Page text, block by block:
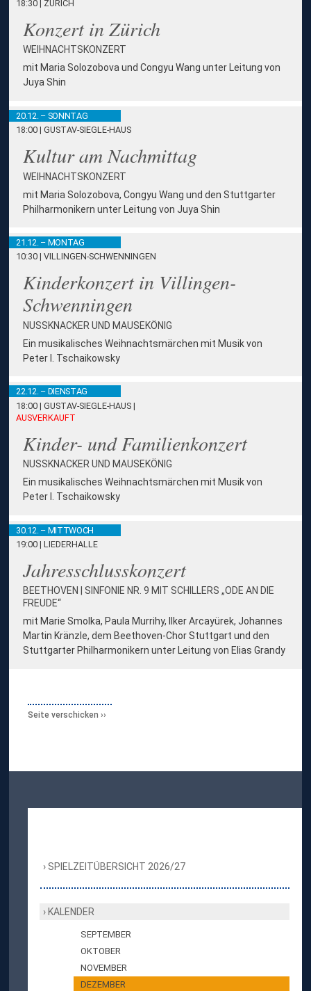
18:30 | ZÜRICH
Konzert in Zürich
WEIHNACHTSKONZERT
mit Maria Solozobova und Congyu Wang unter Leitung von
Juya Shin
20.12. – SONNTAG
18:00 | GUSTAV-SIEGLE-HAUS
Kultur am Nachmittag
WEIHNACHTSKONZERT
mit Maria Solozobova, Congyu Wang und den Stuttgarter
Philharmonikern unter Leitung von Juya Shin
21.12. – MONTAG
10:30 | VILLINGEN-SCHWENNINGEN
Kinderkonzert in Villingen-
Schwenningen
NUSSKNACKER UND MAUSEKÖNIG
Ein musikalisches Weihnachtsmärchen mit Musik von
Peter I. Tschaikowsky
22.12. – DIENSTAG
18:00 | GUSTAV-SIEGLE-HAUS|
AUSVERKAUFT
Kinder- und Familienkonzert
NUSSKNACKER UND MAUSEKÖNIG
Ein musikalisches Weihnachtsmärchen mit Musik von
Peter I. Tschaikowsky
30.12. – MITTWOCH
19:00 | LIEDERHALLE
Jahresschlusskonzert
BEETHOVEN | SINFONIE NR. 9 MIT SCHILLERS „ODE AN DIE
FREUDE“
mit Marie Smolka, Paula Murrihy, Ilker Arcayürek, Johannes
Martin Kränzle, dem Beethoven-Chor Stuttgart und den
Stuttgarter Philharmonikern unter Leitung von Elias Grandy
Seite verschicken
SPIELZEITÜBERSICHT 2026/27
KALENDER
SEPTEMBER
OKTOBER
NOVEMBER
DEZEMBER